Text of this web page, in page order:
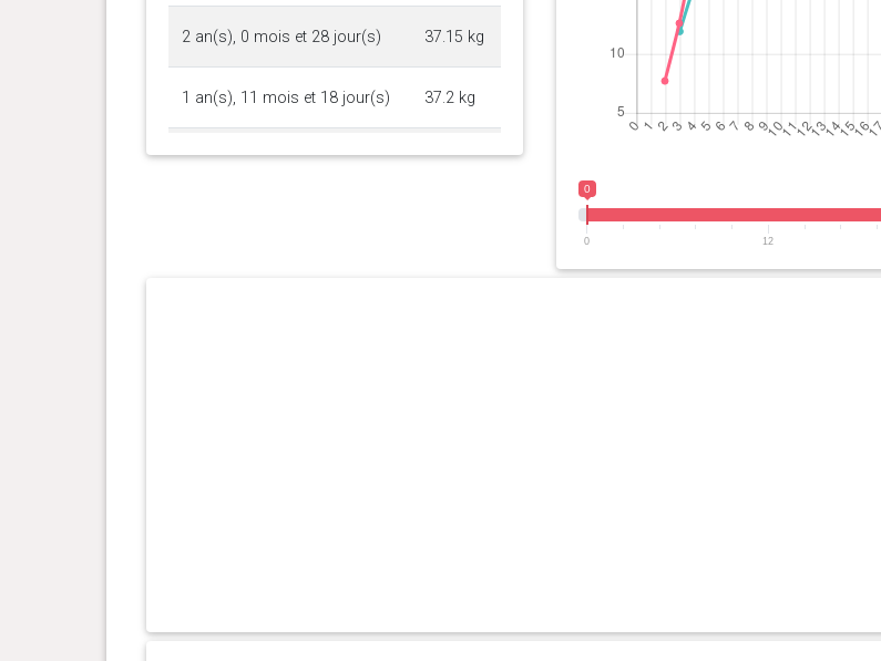
2 an(s), 0 mois et 28 jour(s) 37.15 kg
1 an(s), 11 mois et 18 jour(s) 37.2 kg
1 an(s), 10 mois et 23 jour(s) 35.7 kg
0
0 12